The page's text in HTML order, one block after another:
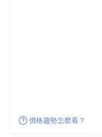
價格趨勢怎麼看？